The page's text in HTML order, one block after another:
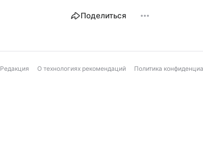
Поделиться
Редакция О технологиях рекомендаций Политика